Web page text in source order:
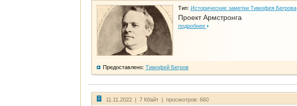
Тип: Исторические заметки Тимофея Бегрова
Проект Армстронга
подробнее
Предоставлено: Тимофей Бегров
11.11.2022 | 7 Кбайт | просмотров: 660